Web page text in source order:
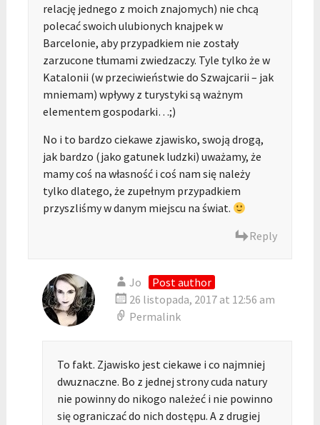
relację jednego z moich znajomych) nie chcą
polecać swoich ulubionych knajpek w
Barcelonie, aby przypadkiem nie zostały
zarzucone tłumami zwiedzaczy. Tyle tylko że w
Katalonii (w przeciwieństwie do Szwajcarii – jak
mniemam) wpływy z turystyki są ważnym
elementem gospodarki…;)
No i to bardzo ciekawe zjawisko, swoją drogą,
jak bardzo (jako gatunek ludzki) uważamy, że
mamy coś na własność i coś nam się należy
tylko dlatego, że zupełnym przypadkiem
przyszliśmy w danym miejscu na świat.
Reply
Jo
Post author
26 listopada, 2017 at 12:56 am
Permalink
To fakt. Zjawisko jest ciekawe i co najmniej
dwuznaczne. Bo z jednej strony cuda natury
nie powinny do nikogo należeć i nie powinno
się ograniczać do nich dostępu. A z drugiej